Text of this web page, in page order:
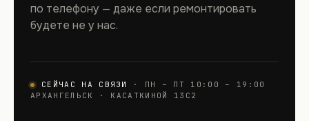
по телефону — даже если ремонтировать
будете не у нас.
СЕЙЧАС НА СВЯЗИ
· ПН – ПТ 10:00 – 19:00
АРХАНГЕЛЬСК · КАСАТКИНОЙ 13С2